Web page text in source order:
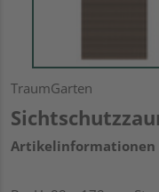
TraumGarten
Artikelinformationen